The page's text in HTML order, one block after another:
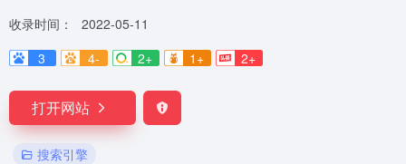
收录时间：
2022-05-11
3
4- 2+ 1+ 2+
打开网站
搜索引擎